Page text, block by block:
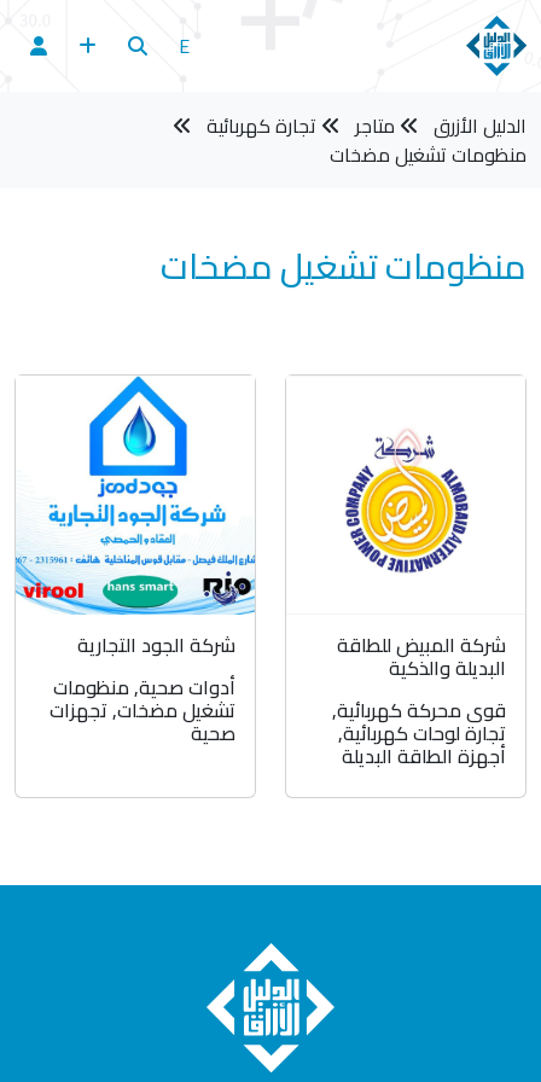
E
الدليل الأزرق متاجر
تجارة كهربائية
منظومات تشغيل مضخات
منظومات تشغيل مضخات
شركة المبيض للطاقة
البديلة والذكية
قوى محركة كهربائية,
تجارة لوحات كهربائية,
أجهزة الطاقة البديلة
شركة الجود التجارية
أدوات صحية,منظومات
تشغيل مضخات,تجهزات
صحية